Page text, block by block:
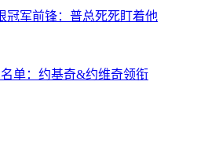
冠军前锋：普总死死盯着他
单：约基奇&约维奇领衔